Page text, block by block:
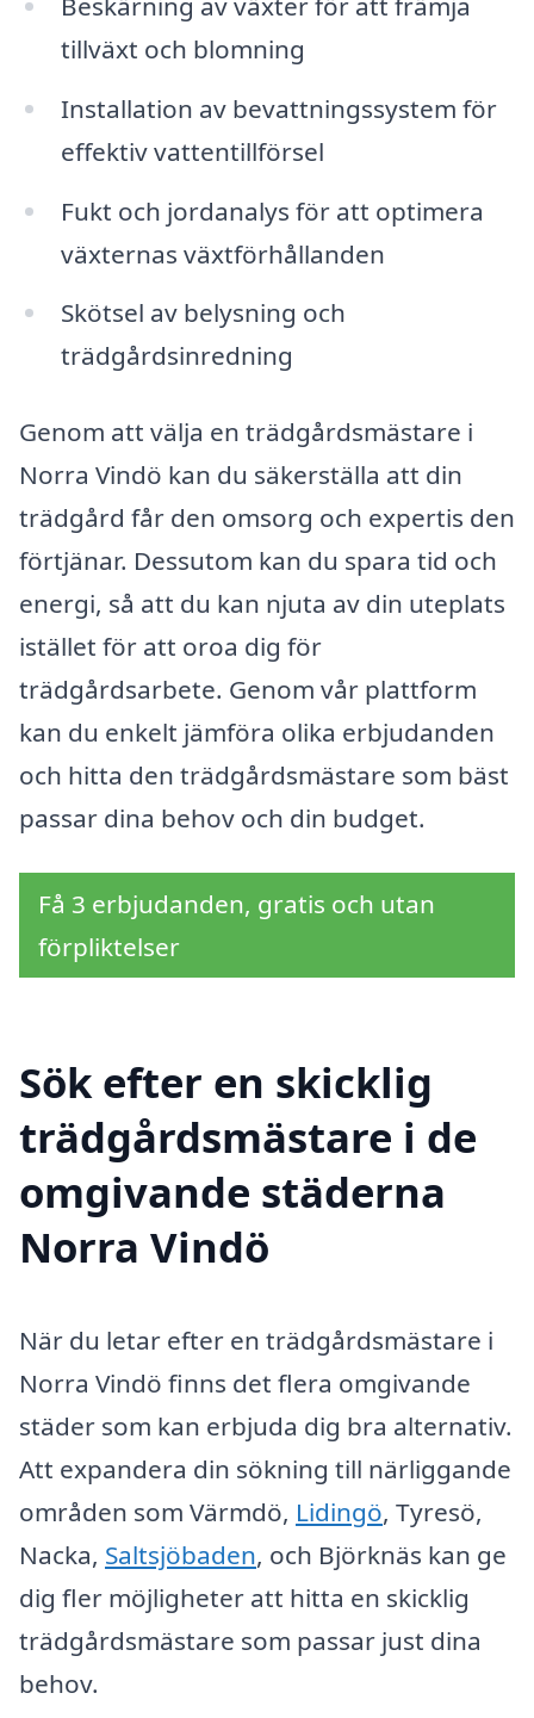
tillväxt och blomning
Installation av bevattningssystem för
effektiv vattentillförsel
Fukt och jordanalys för att optimera
växternas växtförhållanden
Skötsel av belysning och
trädgårdsinredning
Genom att välja en trädgårdsmästare i
Norra Vindö kan du säkerställa att din
trädgård får den omsorg och expertis den
förtjänar. Dessutom kan du spara tid och
energi, så att du kan njuta av din uteplats
istället för att oroa dig för
trädgårdsarbete. Genom vår plattform
kan du enkelt jämföra olika erbjudanden
och hitta den trädgårdsmästare som bäst
passar dina behov och din budget.
Få 3 erbjudanden, gratis och utan
förpliktelser
Sök efter en skicklig
trädgårdsmästare i de
omgivande städerna
Norra Vindö
När du letar efter en trädgårdsmästare i
Norra Vindö finns det flera omgivande
städer som kan erbjuda dig bra alternativ.
Att expandera din sökning till närliggande
områden som Värmdö, Lidingö, Tyresö,
Nacka, Saltsjöbaden, och Björknäs kan ge
dig fler möjligheter att hitta en skicklig
trädgårdsmästare som passar just dina
behov.